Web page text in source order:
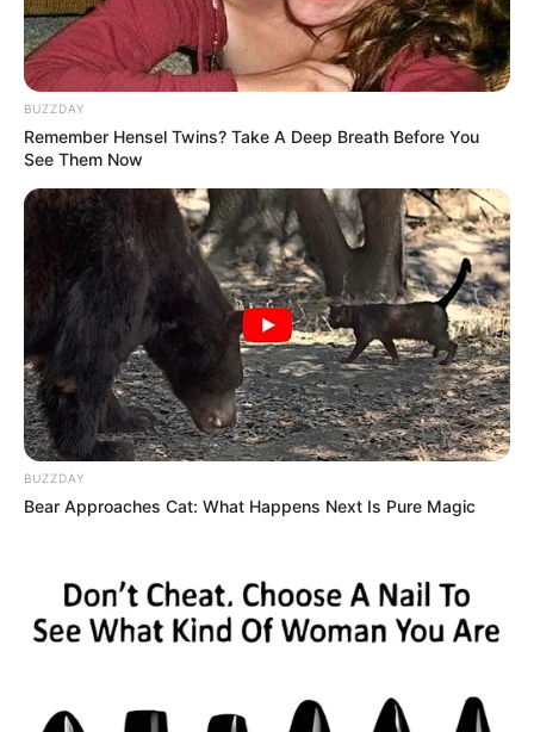
BUZZDAY
Remember Hensel Twins? Take A Deep Breath Before You
See Them Now
BUZZDAY
Bear Approaches Cat: What Happens Next Is Pure Magic